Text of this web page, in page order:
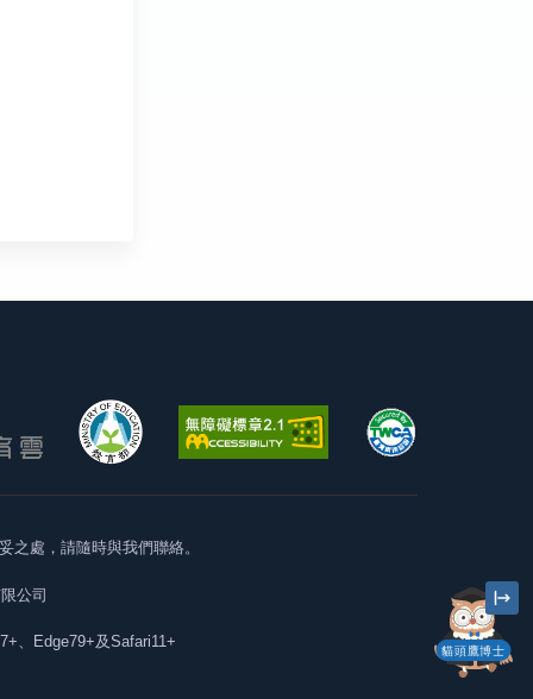
貓頭鷹博士
之處，請隨時與我們聯絡。
公司
、Edge79+及Safari11+